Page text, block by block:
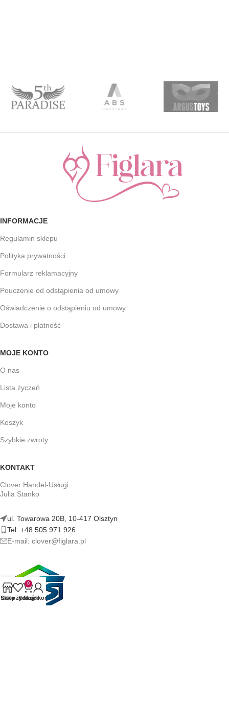
INFORMACJE
Regulamin sklepu
Polityka prywatności
Formularz reklamacyjny
Pouczenie od odstąpienia od umowy
Oświadczenie o odstąpieniu od umowy
Dostawa i płatność
MOJE KONTO
O nas
Lista życzeń
Moje konto
Koszyk
Szybkie zwroty
KONTAKT
Clover Handel-Usługi
Julia Stanko
ul. Towarowa 20B, 10-417 Olsztyn
Tel: +48 505 971 926
E-mail: clover@figlara.pl
Sklep
Lista życzeń
0
Koszyk
Moje konto